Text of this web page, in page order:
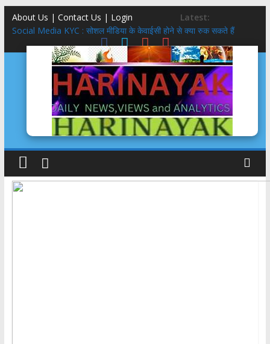
About Us | Contact Us | Login
Latest:
Social Media KYC : सोशल मीडिया के केवाईसी होने से क्या रुक सकते हैं
अपराध?
इतिहास लेखन में दृष्टि
तीलू रौतेली पुरस्कार 51 हजार से 75 हजार, आंगनबाड़ी कार्यकत्री पुरस्कार 51
हजार से 61 हजार: मुमं धामी
मिलेनियल्स गंवाने वाली कांग्रेस साध पायेगी GEN-Z?
5 स्टार होटल,बासी दूध,फंफूद लगी सब्ज़ियां, शाकाहार-मांसाहार गड्ड-मड्ड….